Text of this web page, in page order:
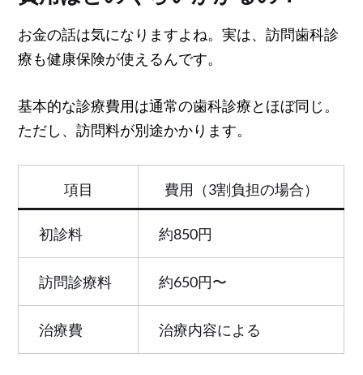
お金の話は気になりますよね。実は、訪問歯科診
療も健康保険が使えるんです。
基本的な診療費用は通常の歯科診療とほぼ同じ。
ただし、訪問料が別途かかります。
項目 費用（3割負担の場合）
初診料 約850円
訪問診療料 約650円〜
治療費 治療内容による